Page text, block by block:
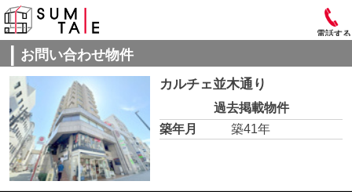
電話する
お問い合わせ物件
カルチェ並木通り
過去掲載物件
築年月
築41年